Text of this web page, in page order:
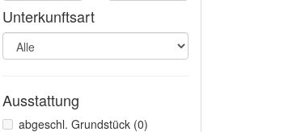
Unterkunftsart
Ausstattung
abgeschl. Grundstück (0)